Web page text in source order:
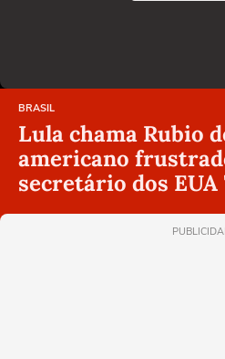
BRASIL
Lula chama Rubio
americano
secretário dos